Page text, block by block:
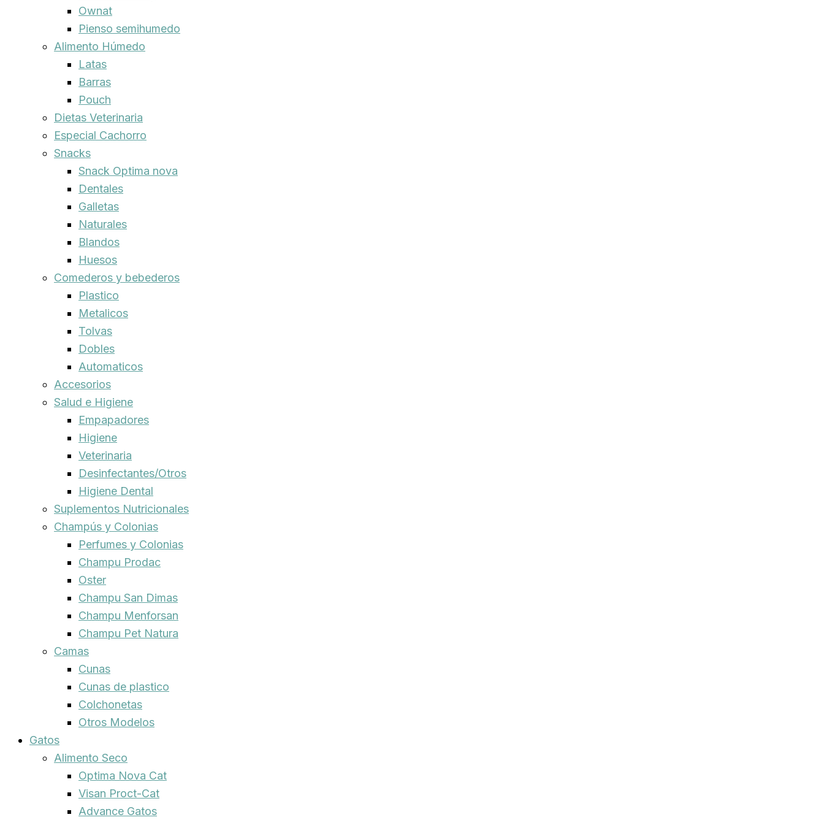
Ownat
Pienso semihumedo
Alimento Húmedo
Latas
Barras
Pouch
Dietas Veterinaria
Especial Cachorro
Snacks
Snack Optima nova
Dentales
Galletas
Naturales
Blandos
Huesos
Comederos y bebederos
Plastico
Metalicos
Tolvas
Dobles
Automaticos
Accesorios
Salud e Higiene
Empapadores
Higiene
Veterinaria
Desinfectantes/Otros
Higiene Dental
Suplementos Nutricionales
Champús y Colonias
Perfumes y Colonias
Champu Prodac
Oster
Champu San Dimas
Champu Menforsan
Champu Pet Natura
Camas
Cunas
Cunas de plastico
Colchonetas
Otros Modelos
Gatos
Alimento Seco
Optima Nova Cat
Visan Proct-Cat
Advance Gatos